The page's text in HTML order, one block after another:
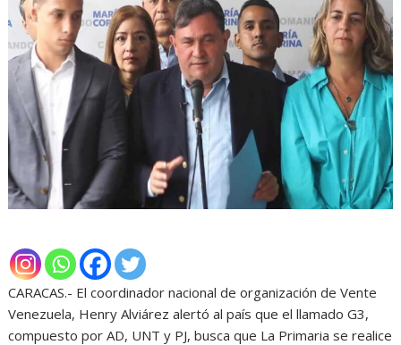
CARACAS.- El coordinador nacional de organización de Vente
Venezuela, Henry Alviárez alertó al país que el llamado G3,
compuesto por AD, UNT y PJ, busca que La Primaria se realice